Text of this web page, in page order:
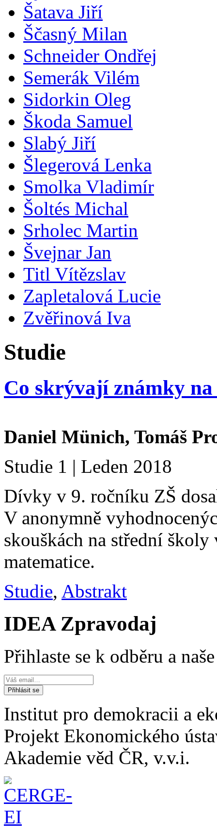
Šatava Jiří
Ščasný Milan
Schneider Ondřej
Semerák Vilém
Sidorkin Oleg
Škoda Samuel
Slabý Jiří
Šlegerová Lenka
Smolka Vladimír
Šoltés Michal
Srholec Martin
Švejnar Jan
Titl Vítězslav
Zapletalová Lucie
Zvěřinová Iva
Studie
Co skrývají známky na
Daniel Münich, Tomáš
Studie 1 | Leden 2018
Dívky v 9. ročníku ZŠ
V anonymně
skouškách na střední
matematice.
Studie, Abstrakt
IDEA Zpravodaj
Přihlaste se k odběru a
Institut pro demokracii a
Projekt Ekonomického
Akademie věd ČR, v.v.i.